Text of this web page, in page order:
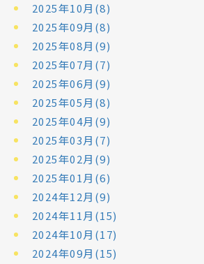
2025年10月(8)
2025年09月(8)
2025年08月(9)
2025年07月(7)
2025年06月(9)
2025年05月(8)
2025年04月(9)
2025年03月(7)
2025年02月(9)
2025年01月(6)
2024年12月(9)
2024年11月(15)
2024年10月(17)
2024年09月(15)